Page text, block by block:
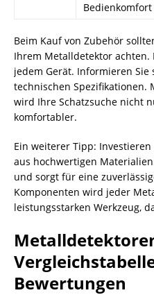
Bedienkomfort
Beim Kauf von Zubehör
Ihrem Metalldetektor
jedem Gerät. Informieren
technischen Spezifikationen.
wird Ihre Schatzsuche nicht
komfortabler.
Ein weiterer Tipp:
aus hochwertigen
und sorgt für eine
Komponenten wird jeder
leistungsstarken Werkzeug,
Bewertungen